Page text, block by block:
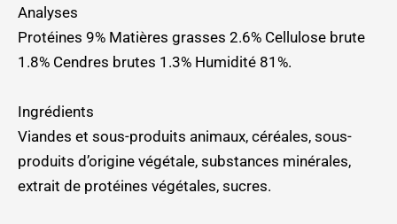
Analyses
Protéines 9% Matières grasses 2.6% Cellulose brute
1.8% Cendres brutes 1.3% Humidité 81%.
Ingrédients
Viandes et sous-produits animaux, céréales, sous-
produits d’origine végétale, substances minérales,
extrait de protéines végétales, sucres.